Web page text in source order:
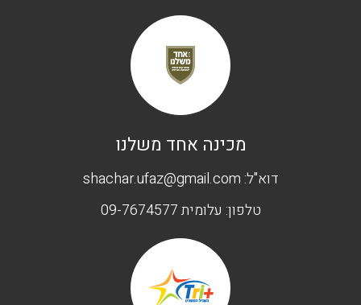
מכינה אחד משלנו
דוא"ל: shachar.ufaz@gmail.com
טלפון: עלומית 09-7674577